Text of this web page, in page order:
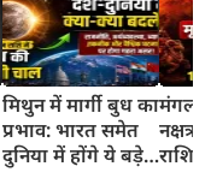
मिथुन में मार्गी बुध का
प्रभाव: भारत समेत
दुनिया में होंगे ये बड़े
मंगल
नक्षत्र